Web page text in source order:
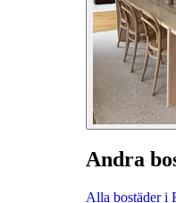
Andra
Alla bostäder i